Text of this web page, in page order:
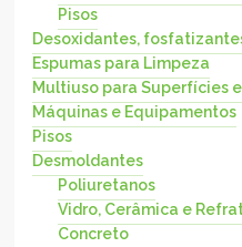
Pisos
Desoxidantes,
Espumas para Limpeza
Multiuso para Superfícies
Máquinas e Equipamentos
Pisos
Desmoldantes
Poliuretanos
Vidro, Cerâmica e
Concreto